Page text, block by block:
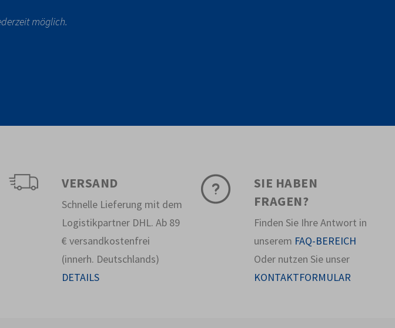
möglich.
VERSAND
Schnelle Lieferung mit dem
Logistikpartner DHL. Ab 89
€ versandkostenfrei
(innerh. Deutschlands)
DETAILS
SIE HABEN
FRAGEN?
Finden Sie Ihre Antwort in
unserem FAQ-BEREICH
Oder nutzen Sie unser
KONTAKTFORMULAR